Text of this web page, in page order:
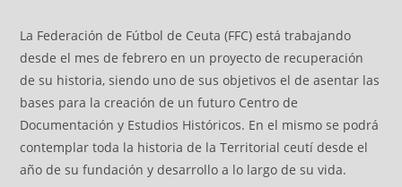
La Federación de Fútbol de Ceuta (FFC) está trabajando
desde el mes de febrero en un proyecto de recuperación
de su historia, siendo uno de sus objetivos el de asentar las
bases para la creación de un futuro Centro de
Documentación y Estudios Históricos. En el mismo se podrá
contemplar toda la historia de la Territorial ceutí desde el
año de su fundación y desarrollo a lo largo de su vida.